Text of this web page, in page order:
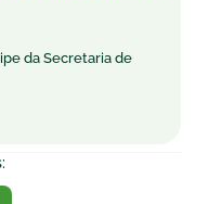
da Secretaria de